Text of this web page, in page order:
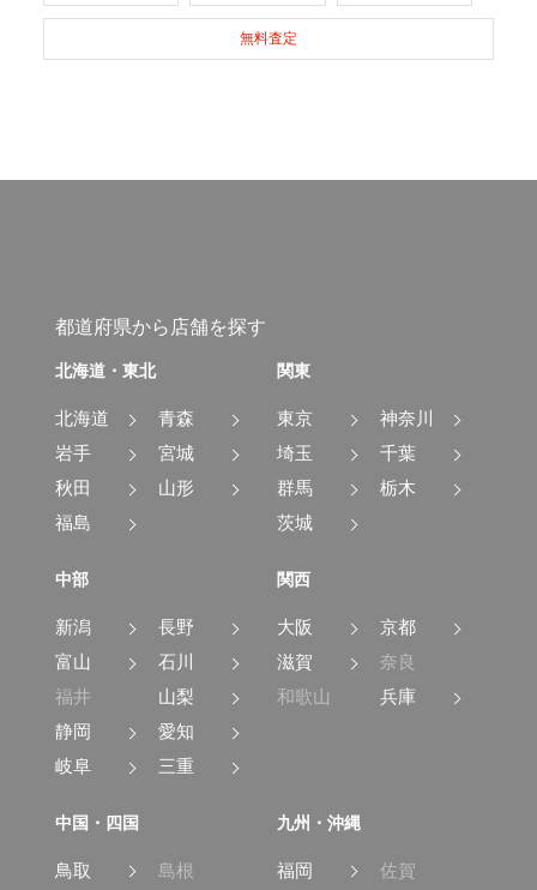
無料査定
都道府県から店舗を探す
北海道・東北
北海道
青森
岩手
宮城
秋田
山形
福島
関東
東京
神奈川
埼玉
千葉
群馬
栃木
茨城
中部
新潟
長野
富山
石川
福井
山梨
静岡
愛知
岐阜
三重
関西
大阪
京都
滋賀
奈良
和歌山
兵庫
中国・四国
鳥取
島根
九州・沖縄
福岡
佐賀